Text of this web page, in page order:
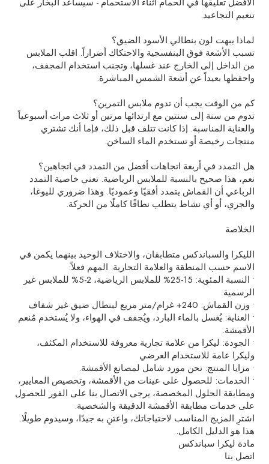
الأفضل تعليقها في الحمام أثناء الاستحمام - سيساعد البخار على
تنعيم التجاعيد.
لماذا يبهت لون بنطالي الأسود الضيق؟
تسبب الأشعة فوق البنفسجية والاحتكاك أضراراً. اقلب الملابس
من الداخل إلى الخارج عند غسلها، وتجنب استخدام المجفف،
واحفظها بعيداً عن أشعة الشمس المباشرة.
كم من الوقت يجب أن تدوم ملابس التمرين؟
تدوم من سنة إلى سنتين مع ارتدائها مرتين أو ثلاث مرات أسبوعياً
والعناية المناسبة. إذا كانت تتلف قبل ذلك، فإما أنك تشتري
منتجات رخيصة أو تستخدم الماء الساخن.
هل التمدد في أربعة اتجاهات أفضل من التمدد في اتجاهين؟
نعم، هذا صحيح بالنسبة للملابس الرياضية. تعني خاصية التمدد
الرباعي أن القماش يتمدد أفقيًا وعموديًا. وهذا ضروري لليوغا،
والجري، أو أي نشاط يتطلب نطاقًا كاملًا من الحركة.
الخلاصة
الليكرا والسباندكس متطابقان، والاختلاف الوحيد بينهما يكمن في
الاسم حسب المنطقة والعلامة التجارية. المهم فعلاً:
• النسبة المئوية: 15-25% للملابس الرياضية، 2-5% للملابس غير
الرسمية
• وزن القماش: 240+ غرام/متر مربع لبنطال ضيق غير شفاف
• العناية: يُغسل بالماء البارد، ويُجفف في الهواء، ولا يُستخدم مُنعم
الأقمشة.
• الجودة: ليكرا من علامة تجارية معروفة للاستخدام المكثف،
وليكرا عامة للاستخدام العرضي
• مزايا المنتج: نحن مورد شامل لمصانع الأقمشة.
• الخدمات: للحصول على عينات من الأقمشة، وتخصيص المعايير،
ومطابقة الحلول المخصصة، يرجى الاتصال بنا على الفور للحصول
على خدمات مطابقة الأقمشة الدقيقة والشخصية.
اشترِ المزيج المناسب لاحتياجاتك، واعتنِ به جيدًا، وسيدوم طويلًا.
هذا هو الدليل الكامل.
مادة ليكرا سباندكس
اتصل بنا